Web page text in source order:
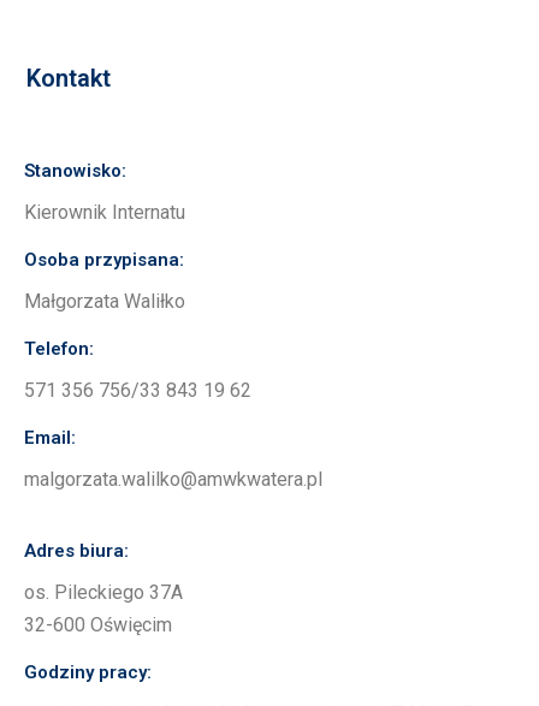
Kontakt
Stanowisko:
Kierownik Internatu
Osoba przypisana:
Małgorzata Waliłko
Telefon:
571 356 756/33 843 19 62
Email:
malgorzata.walilko@amwkwatera.pl
Adres biura:
os. Pileckiego 37A
32-600 Oświęcim
Godziny pracy: